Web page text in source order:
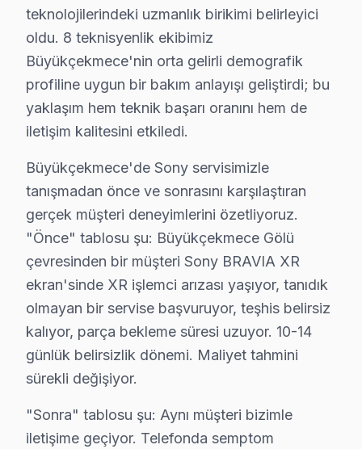
Sony TV Teknik Rehberi: Panel, Teşhis ve
Büyükçekmece'de Sony ekran panel altyapısı
Büyükçekmece'de sony, televizyon ünitesi
Büyükçekmece bölgesinde işlemci ve yazılım tarafı
Büyükçekmece'de cognitive Processor XR, Sony'nin
1. Büyükçekmece'de HDMI port tamirinde orijinal
2. Büyükçekmece'de Acoustic Surface Audio+
3. Büyükçekmece'de XR işlemci reballing için 260-
4. Büyükçekmece'de Sony Android panel'lerde
5. Büyükçekmece'de bu cihaz OLED burn-in
Büyükçekmece bu marka Onarım Fiyat Rehberi
• Büyükçekmece'de panel değişimi: 4.500 – 11.000
• Büyükçekmece'de anakart tamiri: 1.200 – 3.500 TL
• Büyükçekmece'de güç kartı tamiri: 600 – 1.800 TL
• Büyükçekmece'de LED backlight değişimi: 500 –
Büyükçekmece'de fiyatlar model, boyut ve arıza
teknolojilerindeki uzmanlık birikimi belirleyici
oldu. 8 teknisyenlik ekibimiz
Büyükçekmece'nin orta gelirli demografik
profiline uygun bir bakım anlayışı geliştirdi; bu
yaklaşım hem teknik başarı oranını hem de
iletişim kalitesini etkiledi.
Büyükçekmece'de Sony servisimizle
tanışmadan önce ve sonrasını karşılaştıran
gerçek müşteri deneyimlerini özetliyoruz.
"Önce" tablosu şu: Büyükçekmece Gölü
çevresinden bir müşteri Sony BRAVIA XR
ekran'sinde XR işlemci arızası yaşıyor, tanıdık
olmayan bir servise başvuruyor, teşhis belirsiz
kalıyor, parça bekleme süresi uzuyor. 10-14
günlük belirsizlik dönemi. Maliyet tahmini
sürekli değişiyor.
"Sonra" tablosu şu: Aynı müşteri bizimle
iletişime geçiyor. Telefonda semptom